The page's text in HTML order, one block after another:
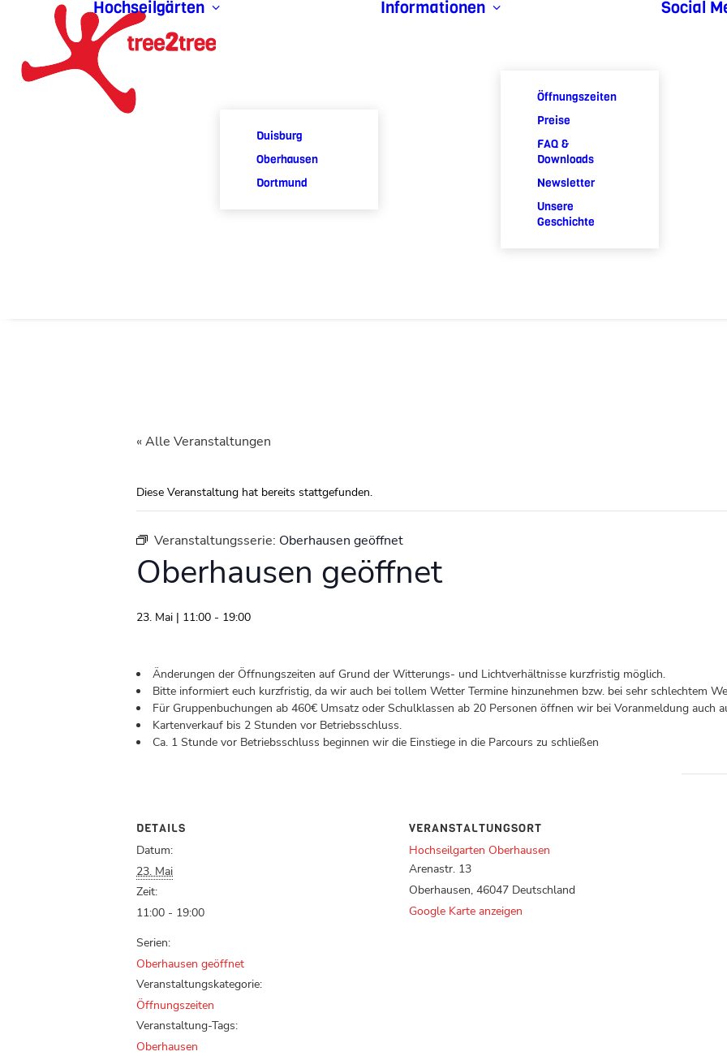
Hochseilgärten
Duisburg
Oberhausen
Dortmund
Informationen
Öffnungszeiten
Preise
FAQ &
Downloads
Newsletter
Unsere
Geschichte
Social
« Alle Veranstaltungen
Diese Veranstaltung hat bereits stattgefunden.
Veranstaltungsserie: Oberhausen geöffnet
Oberhausen geöffnet
23. Mai | 11:00 - 19:00
Änderungen der Öffnungszeiten auf Grund der Witterungs- und Lichtverhältnisse kurzfristig möglich.
Bitte informiert euch kurzfristig, da wir auch bei tollem Wetter Termine hinzunehmen bzw. bei sehr schlechtem
Für Gruppenbuchungen ab 460€ Umsatz oder Schulklassen ab 20 Personen öffnen wir bei Voranmeldung auch
Kartenverkauf bis 2 Stunden vor Betriebsschluss.
Ca. 1 Stunde vor Betriebsschluss beginnen wir die Einstiege in die Parcours zu schließen
DETAILS
Datum:
23. Mai
Zeit:
11:00 - 19:00
Serien:
Oberhausen geöffnet
Veranstaltungskategorie:
Öffnungszeiten
Veranstaltung-Tags:
Oberhausen
VERANSTALTUNGSORT
Hochseilgarten Oberhausen
Arenastr. 13
Oberhausen, 46047 Deutschland
Google Karte anzeigen